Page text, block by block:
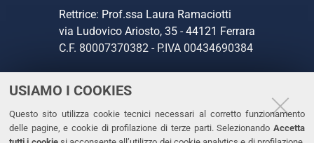
USIAMO I COOKIES
Questo sito utilizza cookie tecnici necessari al corretto funzionamento
delle pagine, e cookie di profilazione di terze parti. Selezionando Accetta
Rettrice: Prof.ssa Laura Ramaciotti
via Ludovico Ariosto, 35 - 44121 Ferrara
C.F. 80007370382 - P.IVA 00434690384
CONTATTI
Tel. +39 0532 293111
Fax. +39 0532 293031